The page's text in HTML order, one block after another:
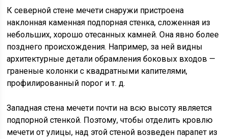
К северной стене мечети снаружи пристроена
наклонная каменная подпорная стенка, сложенная из
небольших, хорошо отесанных камней. Она явно более
позднего происхождения. Например, за ней видны
архитектурные детали обрамления боковых входов —
граненые колонки с квадратными капителями,
профилированный порог и т. д.
Западная стена мечети почти на всю высоту является
подпорной стенкой. Поэтому, чтобы отделить кровлю
мечети от улицы, над этой стеной возведен парапет из